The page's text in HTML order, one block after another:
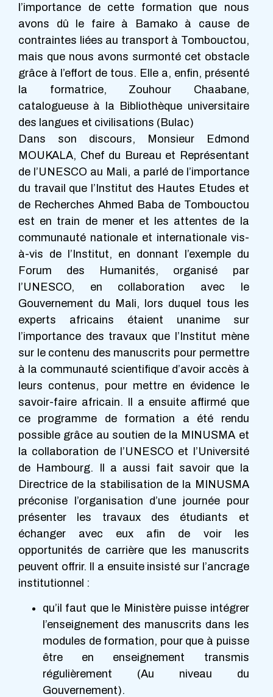
l’importance de cette formation que nous
avons dû le faire à Bamako à cause de
contraintes liées au transport à Tombouctou,
mais que nous avons surmonté cet obstacle
grâce à l’effort de tous. Elle a, enfin, présenté
la formatrice, Zouhour Chaabane,
catalogueuse à la Bibliothèque universitaire
des langues et civilisations (Bulac)
Dans son discours, Monsieur Edmond
MOUKALA, Chef du Bureau et Représentant
de l’UNESCO au Mali, a parlé de l’importance
du travail que l’Institut des Hautes Etudes et
de Recherches Ahmed Baba de Tombouctou
est en train de mener et les attentes de la
communauté nationale et internationale vis-
à-vis de l’Institut, en donnant l’exemple du
Forum des Humanités, organisé par
l’UNESCO, en collaboration avec le
Gouvernement du Mali, lors duquel tous les
experts africains étaient unanime sur
l’importance des travaux que l’Institut mène
sur le contenu des manuscrits pour permettre
à la communauté scientifique d’avoir accès à
leurs contenus, pour mettre en évidence le
savoir-faire africain. Il a ensuite affirmé que
ce programme de formation a été rendu
possible grâce au soutien de la MINUSMA et
la collaboration de l’UNESCO et l’Université
de Hambourg. Il a aussi fait savoir que la
Directrice de la stabilisation de la MINUSMA
préconise l’organisation d’une journée pour
présenter les travaux des étudiants et
échanger avec eux afin de voir les
opportunités de carrière que les manuscrits
peuvent offrir. Il a ensuite insisté sur l’ancrage
institutionnel :
qu’il faut que le Ministère puisse intégrer
l’enseignement des manuscrits dans les
modules de formation, pour que à puisse
être en enseignement transmis
régulièrement (Au niveau du
Gouvernement).